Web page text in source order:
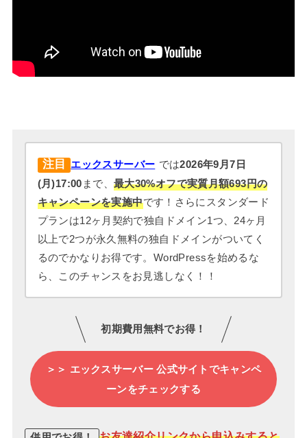
注目 エックスサーバー では2026年9月7日
(月)17:00 まで、 最大30%オフで実質月額693円の
キャンペーンを実施中です！さらにスタンダード
プランは12ヶ月契約で独自ドメイン1つ、24ヶ月
以上で2つが永久無料の独自ドメインがついてく
るのでかなりお得です。WordPressを始めるな
ら、このチャンスをお見逃しなく！！
初期費用無料でお得！
＞＞ エックスサーバー 公式サイトでキャンペ
ーンをチェックする